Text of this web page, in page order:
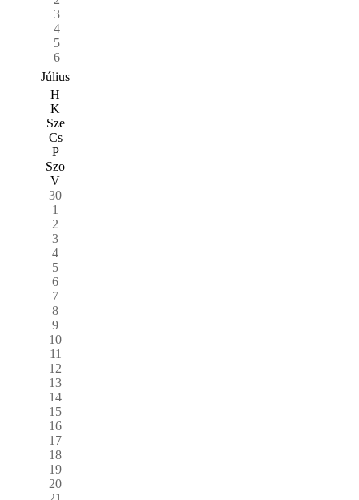
3
4
5
6
Július
H
K
Sze
Cs
P
Szo
V
30
1
2
3
4
5
6
7
8
9
10
11
12
13
14
15
16
17
18
19
20